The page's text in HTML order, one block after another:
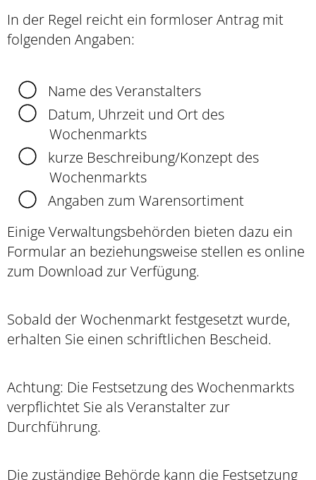
In der Regel reicht ein formloser Antrag mit
folgenden Angaben:
Name des Veranstalters
Datum, Uhrzeit und Ort des
Wochenmarkts
kurze Beschreibung/Konzept des
Wochenmarkts
Angaben zum Warensortiment
Einige Verwaltungsbehörden bieten dazu ein
Formular an beziehungsweise stellen es online
zum Download zur Verfügung.
Sobald der Wochenmarkt festgesetzt wurde,
erhalten Sie einen schriftlichen Bescheid.
Achtung: Die Festsetzung des Wochenmarkts
verpflichtet Sie als Veranstalter zur
Durchführung.
Die zuständige Behörde kann die Festsetzung